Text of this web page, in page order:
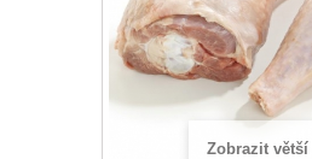
Zobrazit větší